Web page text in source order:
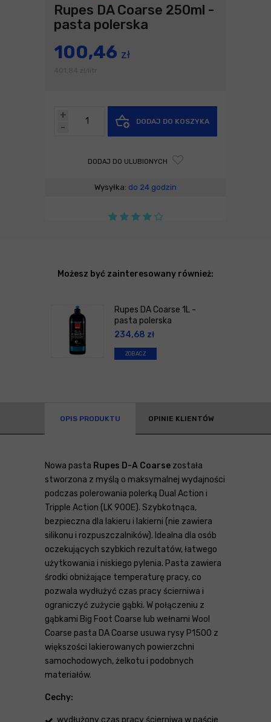
Rupes DA Coarse 250ml -
pasta polerska
100,46 zł
-
+
DODAJ DO KOSZYKA
DODAJ DO ULUBIONYCH
Wysyłka: do 24 godzin
Możesz być zainteresowany również:
Rupes DA Coarse 1L -
pasta polerska
234,68 zł
ZOBACZ
OPIS PRODUKTU OPINIE KLIENTÓW
Nowa pasta Rupes D-A Coarse została
stworzona z myślą o maksymalnej wydajności
podczas polerowania polerką Dual Action i
Tripple Action (LK 900E). Szybkotnąca,
bezpieczna dla lakieru i lakierni (nie zawiera
silikonu i rozpuszczalników). Idealna dla osób
oczekujących szybkich rezultatów, łatwego
użytkowania i niskiego pylenia. Pasta zawiera
środki obniżające temperaturę pracy, co
pozwala wydłużyć czas pracy ścierniwa i
ograniczyć zużycie gąbki. W połączeniu z
gąbkami Big Foot Coarse lub wełnami Wool
Coarse pasta DA Coarse usuwa rysy P1500 z
większości lakierowanych powierzchni
samochodowych, żelkotu i podobnych
materiałów.
Cechy:
wydłużony czas pracy ścierniwa w paście